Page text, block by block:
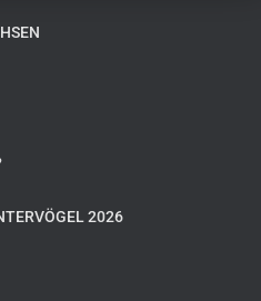
2026